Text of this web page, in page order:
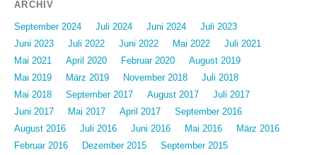
ARCHIV
September 2024 Juli 2024 Juni 2024
Juli 2023
Juni 2023
Juli 2022 Juni 2022 Mai 2022
Juli 2021
Mai 2021
April 2020 Februar 2020
August 2019
Mai 2019
März 2019 November 2018
Juli 2018
Mai 2018
September 2017 August 2017
Juli 2017
Juni 2017
Mai 2017 April 2017
September 2016
August 2016
Juli 2016 Juni 2016 Mai 2016
März 2016
Februar 2016
Dezember 2015 September 2015